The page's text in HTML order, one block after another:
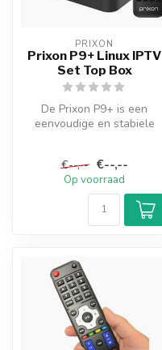
PRIXON
Prixon P9+ Linux IPTV
Set Top Box
De Prixon P9+ is een
eenvoudige en stabiele
€--,-- €--,--
Op voorraad